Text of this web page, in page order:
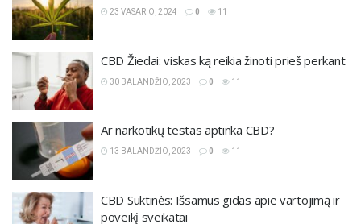
23 VASARIO, 2024 0 11
CBD Žiedai: viskas ką reikia žinoti prieš perkant
30 BALANDŽIO, 2023 0 11
Ar narkotikų testas aptinka CBD?
13 BALANDŽIO, 2023 0 11
CBD Suktinės: Išsamus gidas apie vartojimą ir
poveikį sveikatai